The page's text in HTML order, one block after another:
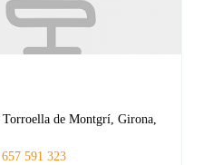
de Montgrí, Girona,
591 323